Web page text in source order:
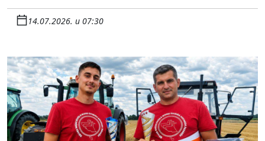
14.07.2026. u 07:30